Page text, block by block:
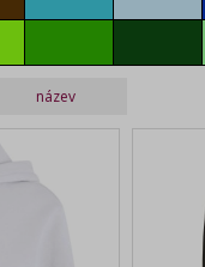
název